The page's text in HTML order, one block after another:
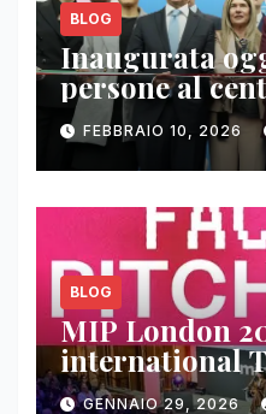
BLOG
Inaugurata
persone al
contenuti,
FEBBRAIO 10, 2026
BLOG
MIP London
international
streaming
GENNAIO 29, 2026